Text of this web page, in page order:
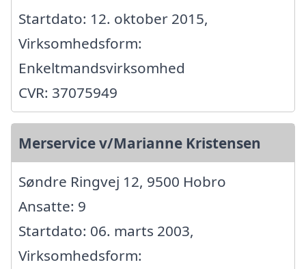
Startdato: 12. oktober 2015,
Virksomhedsform:
Enkeltmandsvirksomhed
CVR: 37075949
Merservice v/Marianne Kristensen
Søndre Ringvej 12, 9500 Hobro
Ansatte: 9
Startdato: 06. marts 2003,
Virksomhedsform: